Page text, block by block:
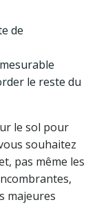
de
le reste du
le sol pour
souhaitez
pas même les
majeures